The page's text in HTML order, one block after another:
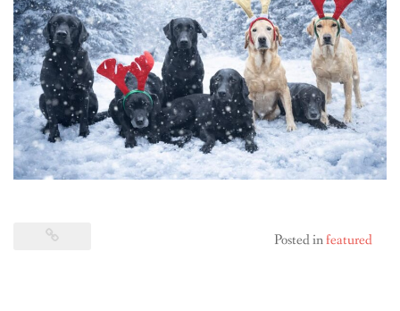
BREEDING
CONTACT
Posted infeatured